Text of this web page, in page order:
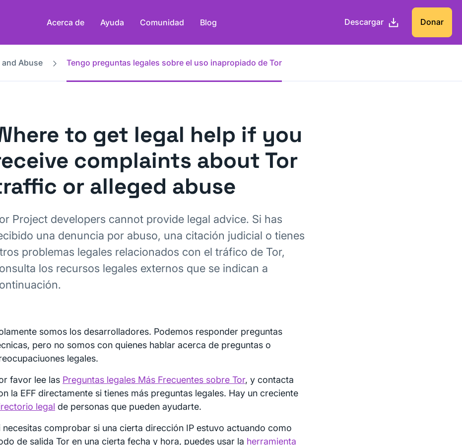
Acerca de Ayuda Comunidad Blog Descargar Donar
and Abuse Tengo preguntas legales sobre el uso inapropiado de Tor
to get legal help if you
complaints about Tor
or alleged abuse
Project developers cannot provide legal advice. Si has
una denuncia por abuso, una citación judicial o tienes
problemas legales relacionados con el tráfico de Tor,
los recursos legales externos que se indican a
somos los desarrolladores. Podemos responder preguntas
pero no somos con quienes hablar acerca de preguntas o
legales.
favor lee las Preguntas legales Más Frecuentes sobre Tor, y contacta
la EFF directamente si tienes más preguntas legales. Hay un creciente
legal de personas que pueden ayudarte.
necesitas comprobar si una cierta dirección IP estuvo actuando como
de salida Tor en una cierta fecha y hora, puedes usar la herramienta